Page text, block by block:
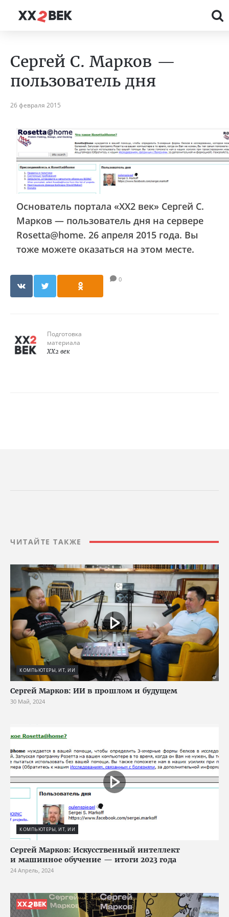
Сергей С. Марков —
пользователь дня
26 февраля 2015
Основатель портала «XX2 век» Сергей С.
Марков — пользователь дня на сервере
Rosetta@home. 26 апреля 2015 года. Вы
тоже можете оказаться на этом месте.
0
Подготовка
материала
XX2 век
ЧИТАЙТЕ ТАКЖЕ
КОМПЬЮТЕРЫ, ИТ, ИИ
Сергей Марков: ИИ в прошлом и будущем
30 Май, 2024
КОМПЬЮТЕРЫ, ИТ, ИИ
Сергей Марков: Искусственный интеллект
и машинное обучение — итоги 2023 года
24 Апрель, 2024